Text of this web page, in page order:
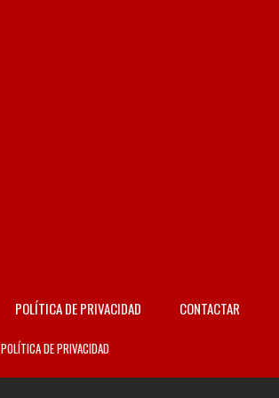
POLÍTICA DE PRIVACIDAD CONTACTAR
POLÍTICA DE PRIVACIDAD